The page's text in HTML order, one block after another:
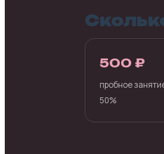
500 ₽
пробное
50%